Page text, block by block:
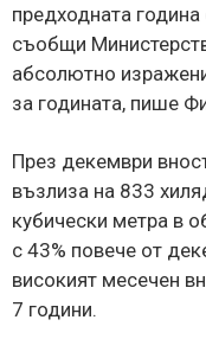
предходната
съобщи
абсолютно
за годината, пише
През декември
възлиза на 833
кубически метра в
с 43% повече от
високият месечен
7 години.